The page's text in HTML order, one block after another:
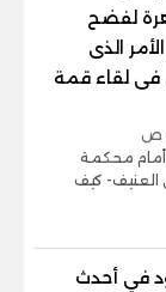
لفضح
الذى
فى لقاء قمة
أمام محكمة
العنيف- كيف
في أحدث